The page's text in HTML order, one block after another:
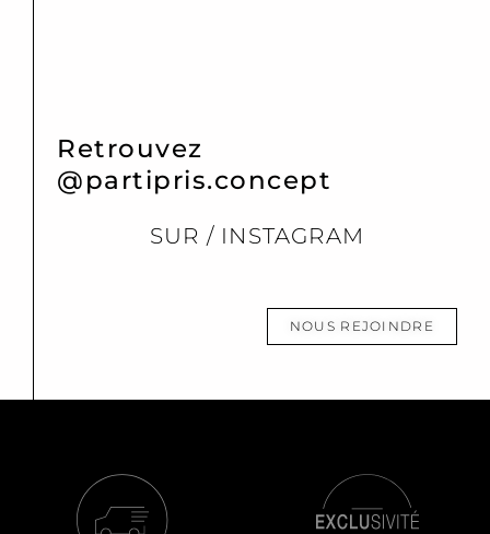
Retrouvez
@partipris.concept
SUR / INSTAGRAM
NOUS REJOINDRE